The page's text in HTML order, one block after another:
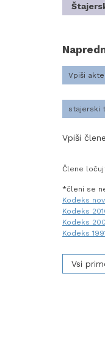
Vpiši
Člene
*členi se
Kodeks
Kodeks
Kodeks
Kodeks
Vsi